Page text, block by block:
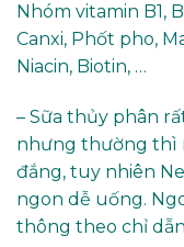
Nhóm vitamin B1,
Canxi, Phốt pho,
Niacin, Biotin, …
– Sữa thủy phân
nhưng thường thì
đắng, tuy nhiên
ngon dễ uống.
thông theo chỉ